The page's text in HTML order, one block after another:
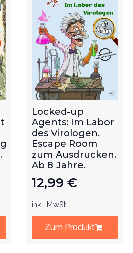
Locked-up
Agents: Im Labor
des Virologen.
Escape Room
zum Ausdrucken.
Ab 8 Jahre.
12,99 €
inkl. MwSt.
Zum Produkt